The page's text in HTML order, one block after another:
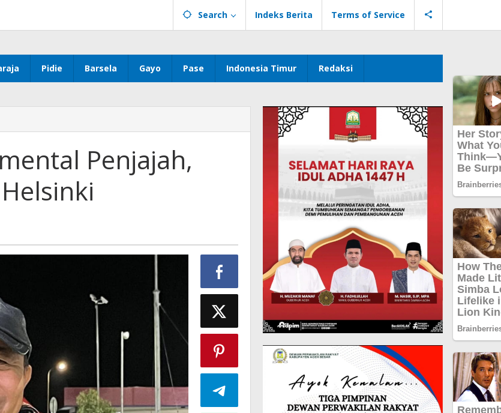
Search Indeks Berita Terms of Service
Pidie Barsela Gayo Pase Indonesia Timur Redaksi
Penjajah,